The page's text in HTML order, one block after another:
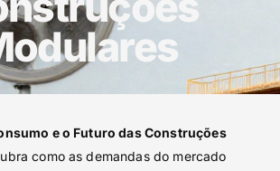
e o Futuro das Construções
como as demandas do mercado